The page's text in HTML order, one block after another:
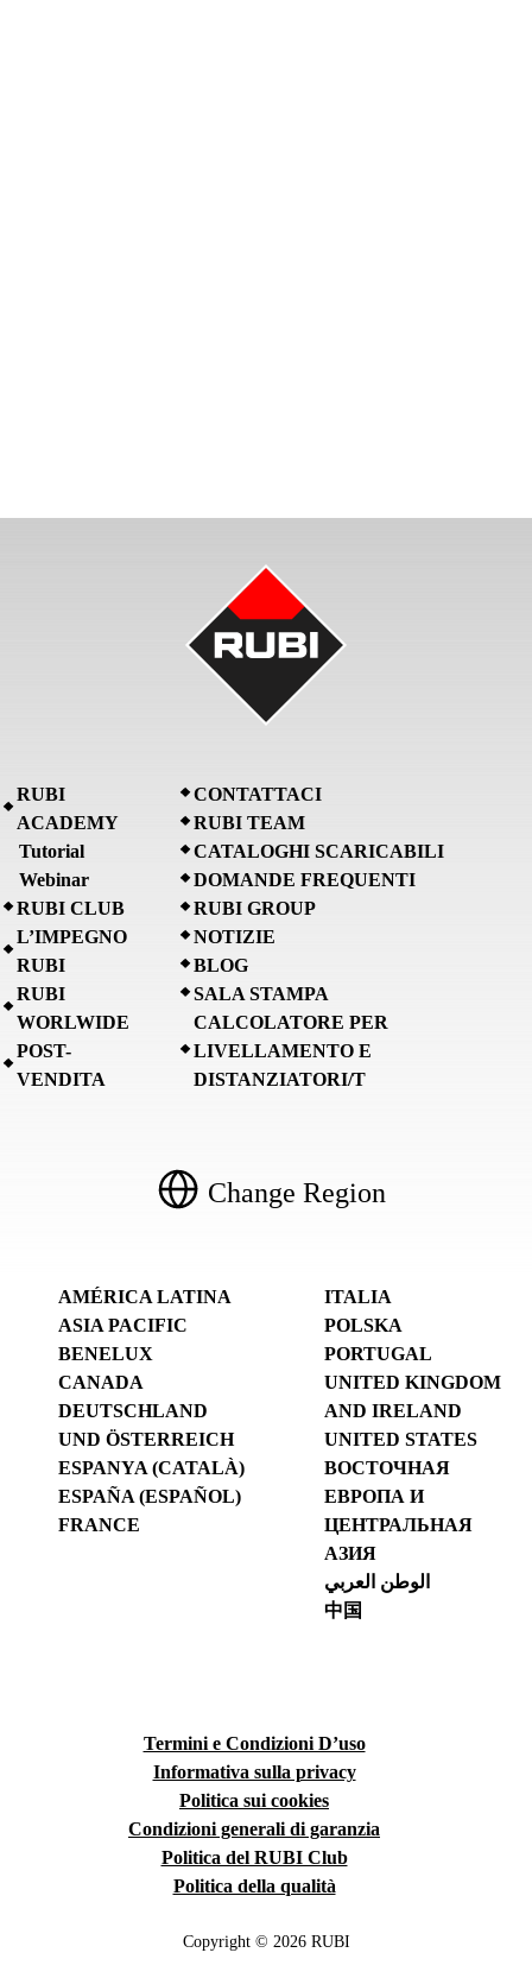
RUBI
ACADEMY
Tutorial
Webinar
RUBI CLUB
L’IMPEGNO
RUBI
RUBI
WORLWIDE
POST-
VENDITA
CONTATTACI
RUBI TEAM
CATALOGHI SCARICABILI
DOMANDE FREQUENTI
RUBI GROUP
NOTIZIE
BLOG
SALA STAMPA
CALCOLATORE PER
LIVELLAMENTO E
DISTANZIATORI/T
Change Region
AMÉRICA LATINA
ASIA PACIFIC
BENELUX
CANADA
DEUTSCHLAND
UND ÖSTERREICH
ESPANYA (CATALÀ)
ESPAÑA (ESPAÑOL)
FRANCE
ITALIA
POLSKA
PORTUGAL
UNITED KINGDOM
AND IRELAND
UNITED STATES
ВОСТОЧНАЯ
ЕВРОПА И
ЦЕНТРАЛЬНАЯ
АЗИЯ
الوطن العربي
中国
Termini e Condizioni D’uso
Informativa sulla privacy
Politica sui cookies
Condizioni generali di garanzia
Politica del RUBI Club
Politica della qualità
Copyright © 2026 RUBI